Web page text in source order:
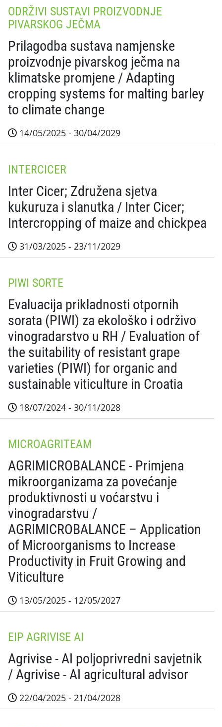
ODRŽIVI SUSTAVI PROIZVODNJE
PIVARSKOG JEČMA
Prilagodba sustava namjenske
proizvodnje pivarskog ječma na
klimatske promjene / Adapting
cropping systems for malting barley
to climate change
14/05/2025 - 30/04/2029
Sažetak projekta Rezultati projekta omogućit će
INTERCICER
Inter Cicer; Združena sjetva
kukuruza i slanutka / Inter Cicer;
Intercropping of maize and chickpea
31/03/2025 - 23/11/2029
Sažetak projekta Nakon prve godine, rezultati su
PIWI SORTE
Evaluacija prikladnosti otpornih
sorata (PIWI) za ekološko i održivo
vinogradarstvo u RH / Evaluation of
the suitability of resistant grape
varieties (PIWI) for organic and
sustainable viticulture in Croatia
18/07/2024 - 30/11/2028
Sažetak projekta Utvrdit će se gospodarska i
MICROAGRITEAM
AGRIMICROBALANCE - Primjena
mikroorganizama za povećanje
produktivnosti u voćarstvu i
vinogradarstvu /
AGRIMICROBALANCE – Application
of Microorganisms to Increase
Productivity in Fruit Growing and
Viticulture
13/05/2025 - 12/05/2027
Sažetak projekta Projekt će rezultirati validiranim
EIP AGRIVISE AI
Agrivise - AI poljoprivredni savjetnik
/ Agrivise - AI agricultural advisor
22/04/2025 - 21/04/2028
Sažetak projekta Konačni ili očekivani rezultati